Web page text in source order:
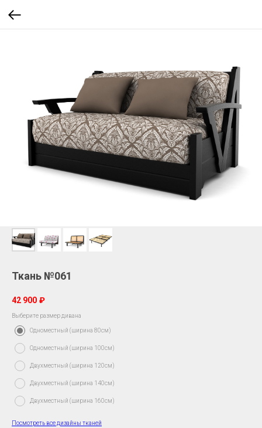
Ткань №061
42 900 ₽
Выберите размер дивана
Одноместный (ширина 80см)
Одноместный (ширина 100см)
Двухместный (ширина 120см)
Двухместный (ширина 140см)
Двухместный (ширина 160см)
Посмотреть все дизайны тканей